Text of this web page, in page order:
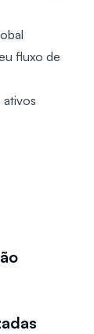
fluxo de
ativos